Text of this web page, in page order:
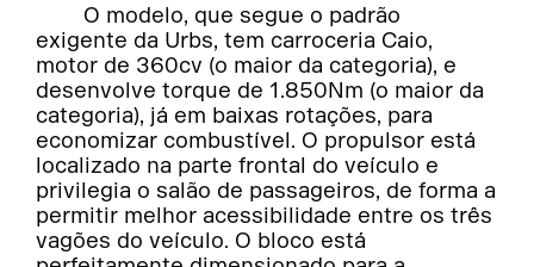
O modelo, que segue o padrão
exigente da Urbs, tem carroceria Caio,
motor de 360cv (o maior da categoria), e
desenvolve torque de 1.850Nm (o maior da
categoria), já em baixas rotações, para
economizar combustível. O propulsor está
localizado na parte frontal do veículo e
privilegia o salão de passageiros, de forma a
permitir melhor acessibilidade entre os três
vagões do veículo. O bloco está